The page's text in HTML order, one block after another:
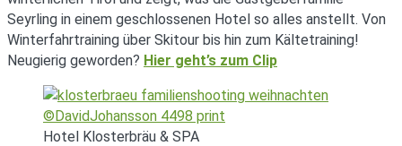
Seyrling in einem geschlossenen Hotel so alles anstellt. Von
Winterfahrtraining über Skitour bis hin zum Kältetraining!
Neugierig geworden? Hier geht’s zum Clip
Hotel Klosterbräu & SPA